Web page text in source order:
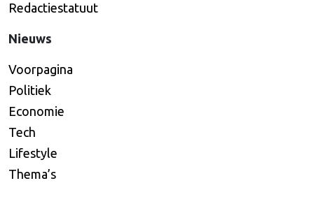
Redactiestatuut
Nieuws
Voorpagina
Politiek
Economie
Tech
Lifestyle
Thema’s